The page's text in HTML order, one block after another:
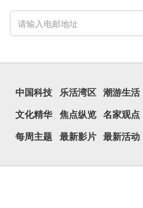
行表情符号，这个字也被网
民当做表情符号来用。
囧字的「八」像一对委
中国科技 乐活湾区 潮游生活
文化精华 焦点纵览 名家观点
每周主题 最新影片 最新活动